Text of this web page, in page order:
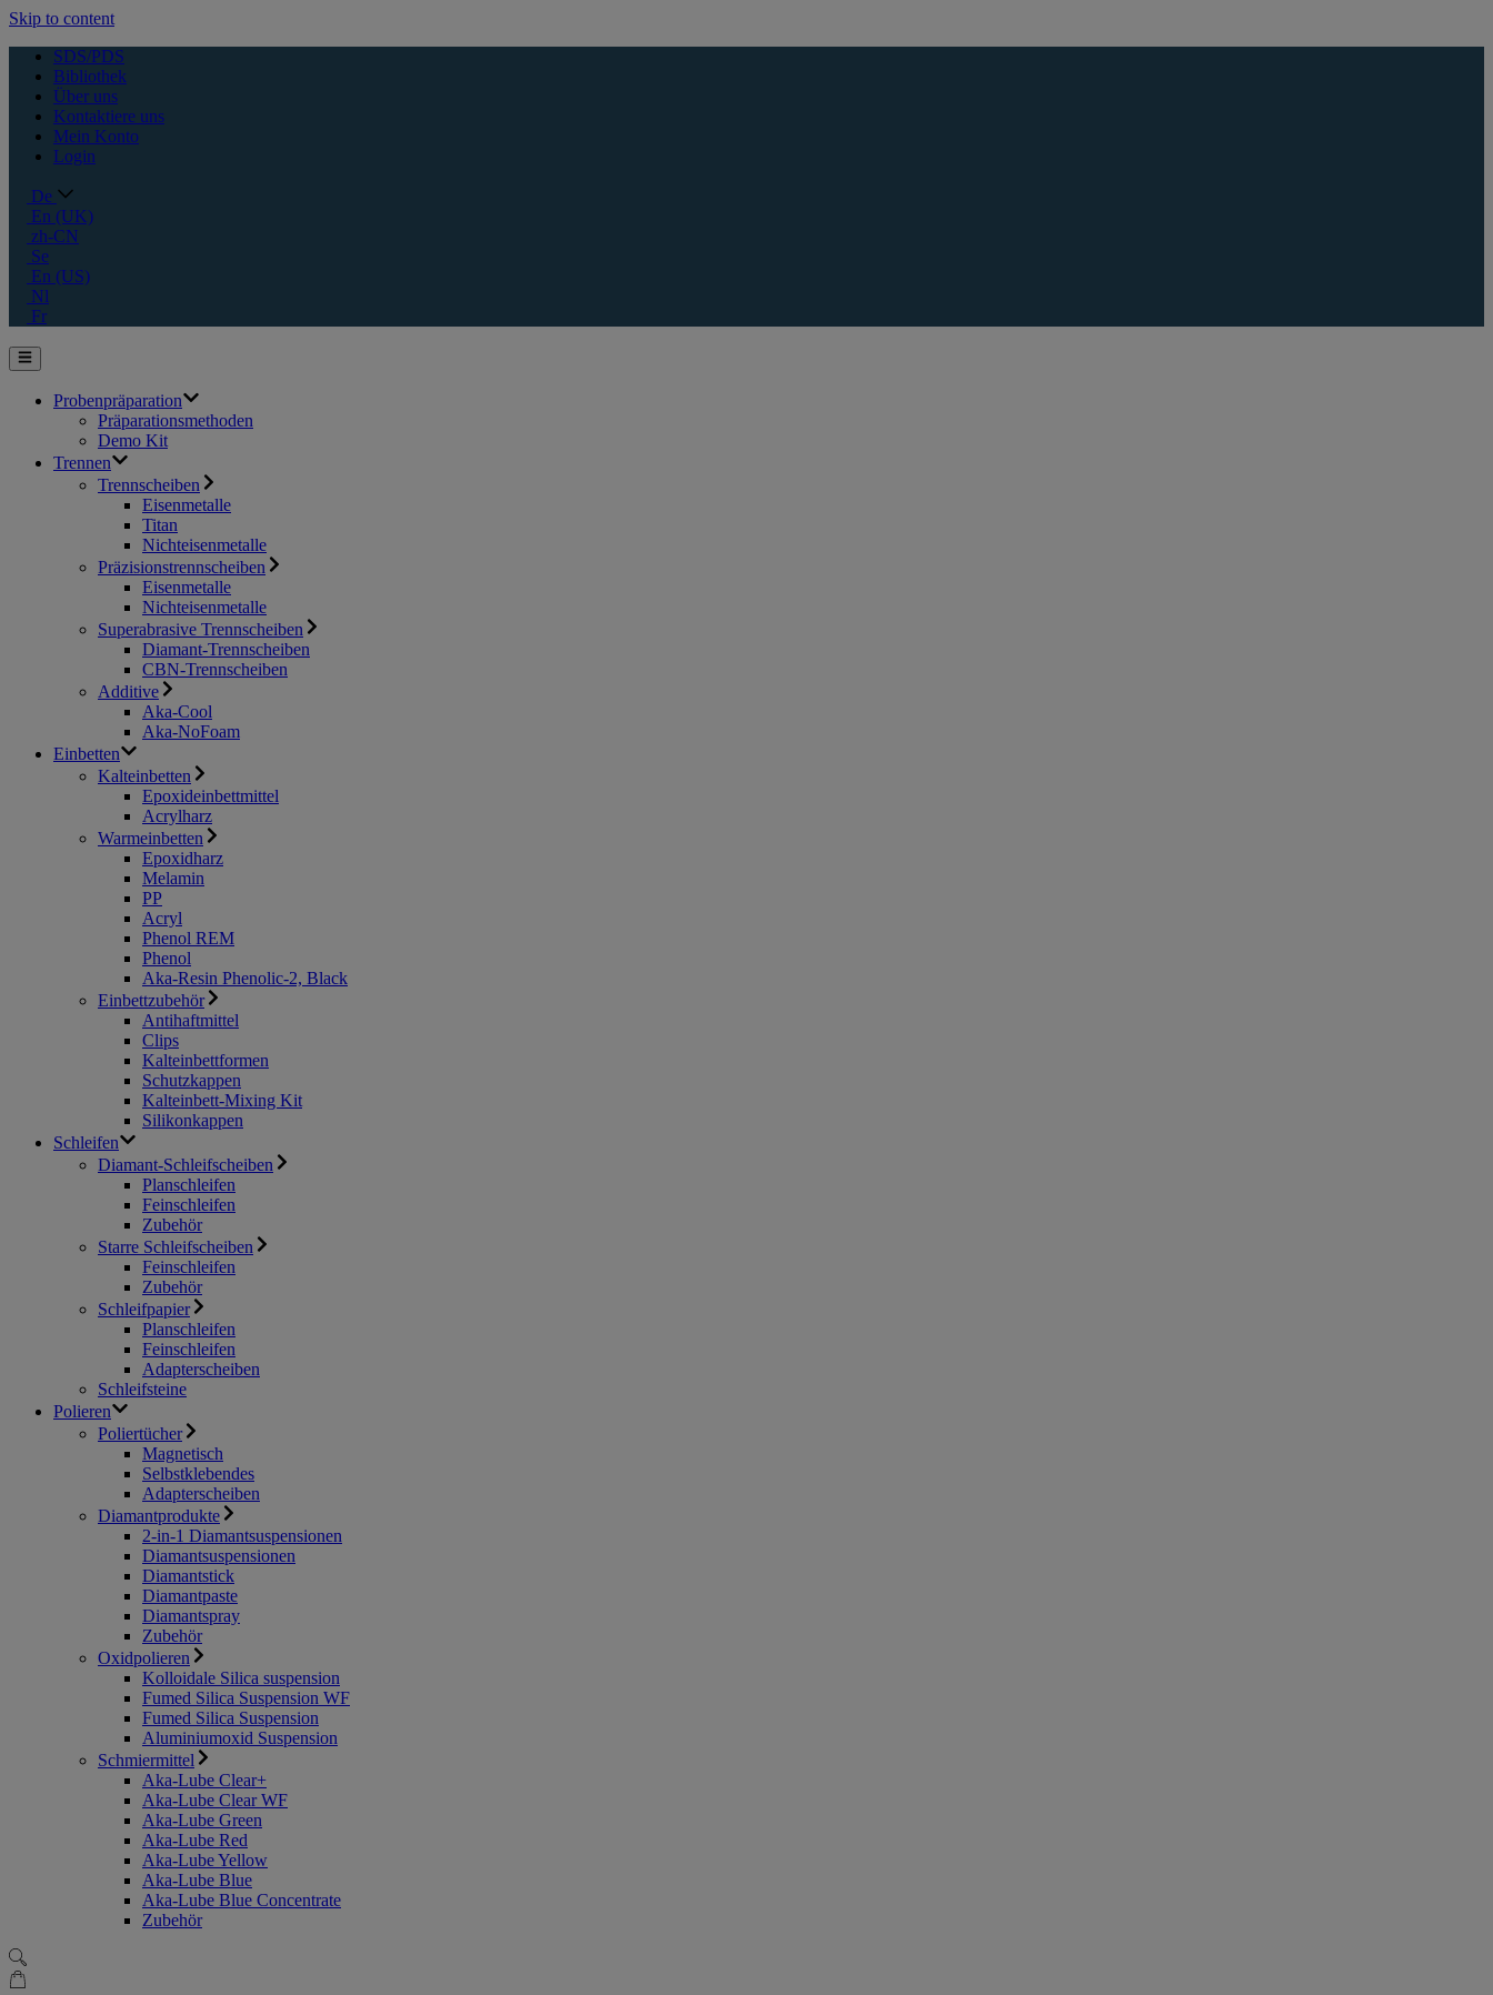
Skip to content
SDS/PDS
Bibliothek
Über uns
Kontaktiere uns
Mein Konto
Login
De
En (UK)
zh-CN
Se
En (US)
Nl
Fr
Probenpräparation
Präparationsmethoden
Demo Kit
Trennen
Trennscheiben
Eisenmetalle
Titan
Nichteisenmetalle
Präzisionstrennscheiben
Eisenmetalle
Nichteisenmetalle
Superabrasive Trennscheiben
Diamant-Trennscheiben
CBN-Trennscheiben
Additive
Aka-Cool
Aka-NoFoam
Einbetten
Kalteinbetten
Epoxideinbettmittel
Acrylharz
Warmeinbetten
Epoxidharz
Melamin
PP
Acryl
Phenol REM
Phenol
Aka-Resin Phenolic-2, Black
Einbettzubehör
Antihaftmittel
Clips
Kalteinbettformen
Schutzkappen
Kalteinbett-Mixing Kit
Silikonkappen
Schleifen
Diamant-Schleifscheiben
Planschleifen
Feinschleifen
Zubehör
Starre Schleifscheiben
Feinschleifen
Zubehör
Schleifpapier
Planschleifen
Feinschleifen
Adapterscheiben
Schleifsteine
Polieren
Poliertücher
Magnetisch
Selbstklebendes
Adapterscheiben
Diamantprodukte
2-in-1 Diamantsuspensionen
Diamantsuspensionen
Diamantstick
Diamantpaste
Diamantspray
Zubehör
Oxidpolieren
Kolloidale Silica suspension
Fumed Silica Suspension WF
Fumed Silica Suspension
Aluminiumoxid Suspension
Schmiermittel
Aka-Lube Clear+
Aka-Lube Clear WF
Aka-Lube Green
Aka-Lube Red
Aka-Lube Yellow
Aka-Lube Blue
Aka-Lube Blue Concentrate
Zubehör